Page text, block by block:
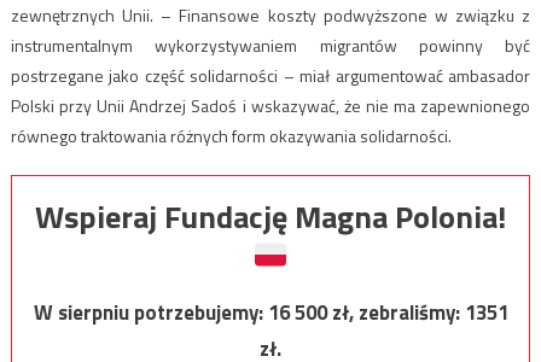
zewnętrznych Unii. – Finansowe koszty podwyższone w związku z
instrumentalnym wykorzystywaniem migrantów powinny być
postrzegane jako część solidarności – miał argumentować ambasador
Polski przy Unii Andrzej Sadoś i wskazywać, że nie ma zapewnionego
równego traktowania różnych form okazywania solidarności.
Wspieraj Fundację Magna Polonia!
W sierpniu potrzebujemy:16 500zł, zebraliśmy:1351
zł.